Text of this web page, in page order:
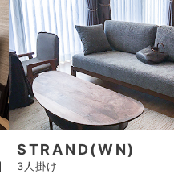
STRAND(WN)
3人掛け